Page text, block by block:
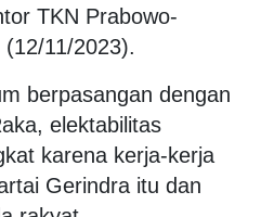
TKN Prabowo-
11/2023).
berpasangan dengan
elektabilitas
karena kerja-kerja
Gerindra itu dan